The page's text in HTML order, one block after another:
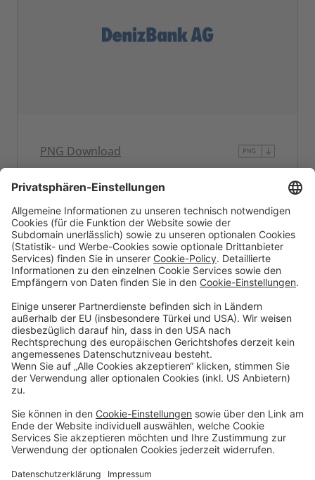
PNG Download
PDF (Vector Format) Download
Digitale ServicesPrivatkundenFirmenkundenPriority Banking
FilialenKontaktTerminvereinbarungZinsen berechnenSEPA
Geschäftsbedingungen Einlagensicherung DatenschutzhinweiseWhistleblowing
Cookie-Einstellungen